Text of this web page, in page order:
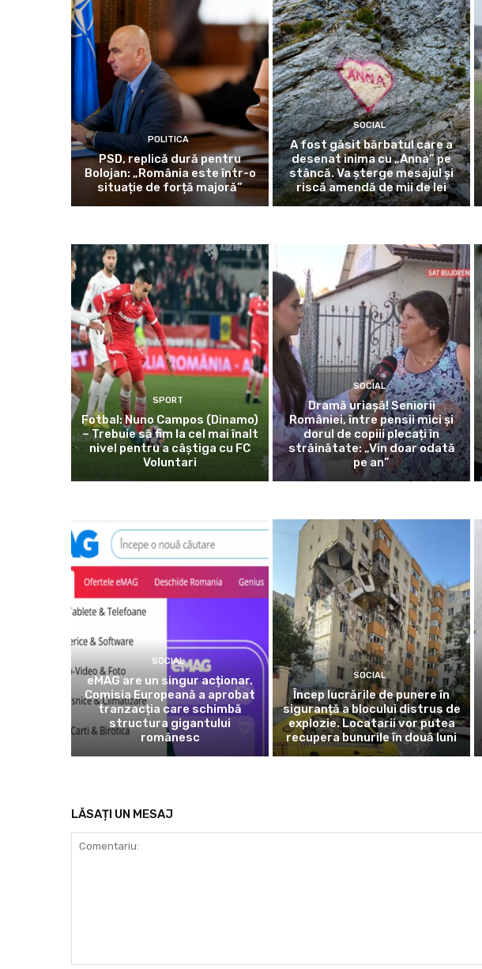
POLITICA
PSD, replică dură pentru
Bolojan: „România este într-o
situație de forță majoră”
SOCIAL
A fost găsit bărbatul care a
desenat inima cu „Anna” pe
stâncă. Va șterge mesajul și
riscă amendă de mii de lei
SPORT
Fotbal: Nuno Campos (Dinamo)
– Trebuie să fim la cel mai înalt
nivel pentru a câștiga cu FC
Voluntari
SOCIAL
Dramă uriașă! Seniorii
României, între pensii mici și
dorul de copiii plecați în
străinătate: „Vin doar odată
pe an”
SOCIAL
eMAG are un singur acționar.
Comisia Europeană a aprobat
tranzacția care schimbă
structura gigantului
românesc
SOCIAL
Încep lucrările de punere în
siguranță a blocului distrus de
explozie. Locatarii vor putea
recupera bunurile în două luni
LĂSAȚI UN MESAJ